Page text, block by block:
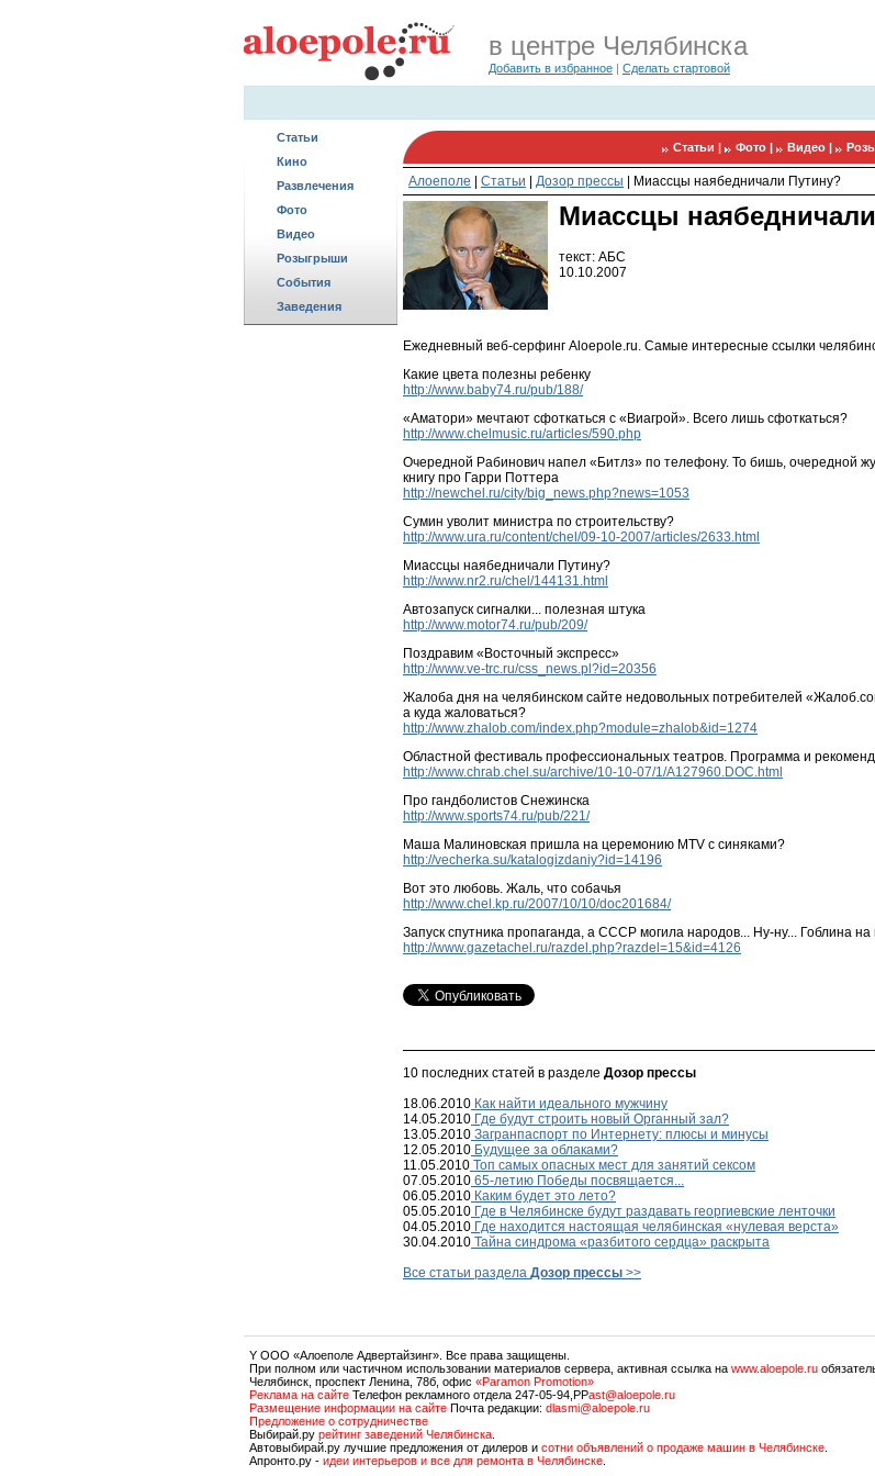
в центре Челябинска
Добавить в избранное | Сделать стартовой
Статьи
Кино
Развлечения
Фото
Видео
Розыгрыши
События
Заведения
Статьи | Фото | Видео |
Алоеполе Статьи Дозор прессы Миассцы наябедничали Путину?
Миассцы
текст: АБС
10.10.2007
Ежедневный веб-серфинг Aloepole.ru. Самые интересные ссылки
Какие цвета полезны ребенку
http://www.baby74.ru/pub/188/
«Аматори» мечтают сфоткаться с «Виагрой». Всего лишь сфоткаться?
http://www.chelmusic.ru/articles/590.php
Очередной Рабинович напел «Битлз» по телефону. То бишь, очередной
книгу про Гарри Поттера
http://newchel.ru/city/big_news.php?news=1053
Сумин уволит министра по строительству?
http://www.ura.ru/content/chel/09-10-2007/articles/2633.html
Миассцы наябедничали Путину?
http://www.nr2.ru/chel/144131.html
Автозапуск сигналки... полезная штука
http://www.motor74.ru/pub/209/
Поздравим «Восточный экспресс»
http://www.ve-trc.ru/css_news.pl?id=20356
Жалоба дня на челябинском сайте недовольных потребителей
а куда жаловаться?
http://www.zhalob.com/index.php?module=zhalob&id=1274
Областной фестиваль профессиональных театров. Программа и
http://www.chrab.chel.su/archive/10-10-07/1/A127960.DOC.html
Про гандболистов Снежинска
http://www.sports74.ru/pub/221/
Маша Малиновская пришла на церемонию МТV с синяками?
http://vecherka.su/katalogizdaniy?id=14196
Вот это любовь. Жаль, что собачья
http://www.chel.kp.ru/2007/10/10/doc201684/
Запуск спутника пропаганда, а СССР могила народов... Ну-ну... Гоблина на
http://www.gazetachel.ru/razdel.php?razdel=15&id=4126
10 последних статей в разделе Дозор прессы
18.06.2010 Как найти идеального мужчину
14.05.2010 Где будут строить новый Органный зал?
13.05.2010 Загранпаспорт по Интернету: плюсы и минусы
12.05.2010 Будущее за облаками?
11.05.2010 Топ самых опасных мест для занятий сексом
07.05.2010 65-летию Победы посвящается...
06.05.2010 Каким будет это лето?
05.05.2010 Где в Челябинске будут раздавать георгиевские ленточки
04.05.2010 Где находится настоящая челябинская «нулевая верста»
30.04.2010 Тайна синдрома «разбитого сердца» раскрыта
Все статьи раздела Дозор прессы >>
Y OOO «Алоеполе Адвертайзинг». Все права защищены.
При полном или частичном использовании материалов сервера, активная ссылка на www.aloepole.ru
Челябинск, проспект Ленина, 78б, офис «Paramon Promotion»
Реклама на сайте Телефон рекламного отдела 247-05-94,PPast@aloepole.ru
Размещение информации на сайте Почта редакции: dlasmi@aloepole.ru
Предложение о сотрудничестве
Выбирай.ру рейтинг заведений Челябинска
Автовыбирай.ру лучшие предложения от дилеров и сотни объявлений о продаже машин в Челябинске
Апронто.ру - идеи интерьеров и все для ремонта в Челябинске